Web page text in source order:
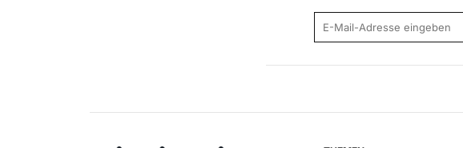
E-Mail-Adresse